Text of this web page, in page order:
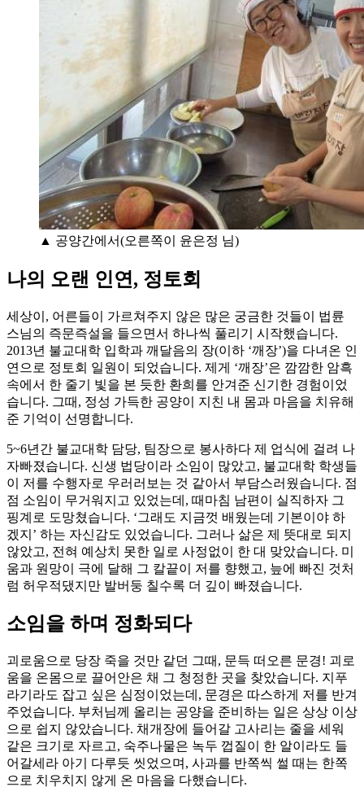
▲ 공양간에서(오른쪽이 윤은정 님)
나의 오랜 인연, 정토회
세상이, 어른들이 가르쳐주지 않은 많은 궁금한 것들이 법륜
스님의 즉문즉설을 들으면서 하나씩 풀리기 시작했습니다.
2013년 불교대학 입학과 깨달음의 장(이하 ‘깨장’)을 다녀온 인
연으로 정토회 일원이 되었습니다. 제게 ‘깨장’은 깜깜한 암흑
속에서 한 줄기 빛을 본 듯한 환희를 안겨준 신기한 경험이었
습니다. 그때, 정성 가득한 공양이 지친 내 몸과 마음을 치유해
준 기억이 선명합니다.
5~6년간 불교대학 담당, 팀장으로 봉사하다 제 업식에 걸려 나
자빠졌습니다. 신생 법당이라 소임이 많았고, 불교대학 학생들
이 저를 수행자로 우러러보는 것 같아서 부담스러웠습니다. 점
점 소임이 무거워지고 있었는데, 때마침 남편이 실직하자 그
핑계로 도망쳤습니다. ‘그래도 지금껏 배웠는데 기본이야 하
겠지’ 하는 자신감도 있었습니다. 그러나 삶은 제 뜻대로 되지
않았고, 전혀 예상치 못한 일로 사정없이 한 대 맞았습니다. 미
움과 원망이 극에 달해 그 칼끝이 저를 향했고, 늪에 빠진 것처
럼 허우적댔지만 발버둥 칠수록 더 깊이 빠졌습니다.
소임을 하며 정화되다
괴로움으로 당장 죽을 것만 같던 그때, 문득 떠오른 문경! 괴로
움을 온몸으로 끌어안은 채 그 청정한 곳을 찾았습니다. 지푸
라기라도 잡고 싶은 심정이었는데, 문경은 따스하게 저를 반겨
주었습니다. 부처님께 올리는 공양을 준비하는 일은 상상 이상
으로 쉽지 않았습니다. 채개장에 들어갈 고사리는 줄을 세워
같은 크기로 자르고, 숙주나물은 녹두 껍질이 한 알이라도 들
어갈세라 아기 다루듯 씻었으며, 사과를 반쪽씩 썰 때는 한쪽
으로 치우치지 않게 온 마음을 다했습니다.